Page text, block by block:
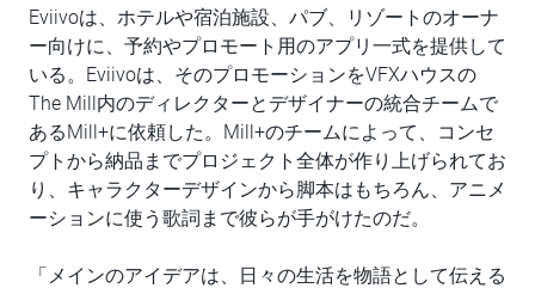
Eviivoは、ホテルや宿泊施設、パブ、リゾートのオーナ
ー向けに、予約やプロモート用のアプリ一式を提供して
いる。Eviivoは、そのプロモーションをVFXハウスの
The Mill内のディレクターとデザイナーの統合チームで
あるMill+に依頼した。Mill+のチームによって、コンセ
プトから納品までプロジェクト全体が作り上げられてお
り、キャラクターデザインから脚本はもちろん、アニメ
ーションに使う歌詞まで彼らが手がけたのだ。
「メインのアイデアは、日々の生活を物語として伝える